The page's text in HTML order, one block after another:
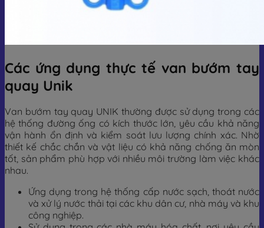
Các ứng dụng thực tế van bướm tay
quay Unik
Van bướm tay quay UNIK thường được sử dụng trong các
hệ thống đường ống có kích thước lớn, yêu cầu khả năng
vận hành ổn định và kiểm soát lưu lượng chính xác. Nhờ
thiết kế chắc chắn và vật liệu có khả năng chống ăn mòn
tốt, sản phẩm phù hợp với nhiều môi trường làm việc khác
nhau.
Ứng dụng trong hệ thống cấp nước sạch, thoát nước
và xử lý nước thải tại các khu dân cư, nhà máy và khu
công nghiệp.